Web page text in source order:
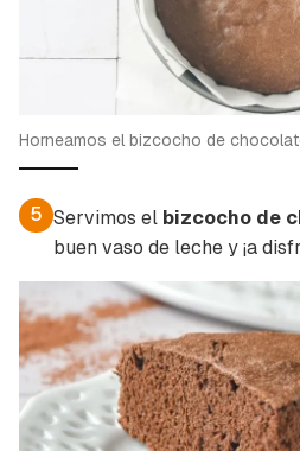
Horneamos el bizcocho de
5 Servimos el bizcocho de
buen vaso de leche y ¡a